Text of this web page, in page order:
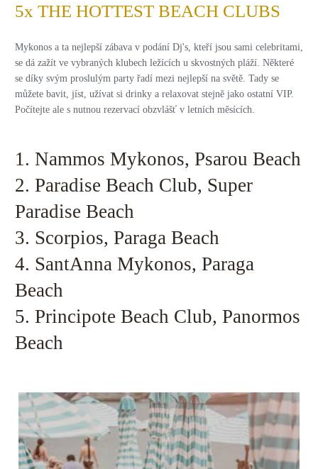
5x THE HOTTEST BEACH CLUBS
Mykonos a ta nejlepší zábava v podání Dj's, kteří jsou sami celebritami,
se dá zažít ve vybraných klubech ležících u skvostných pláží. Některé
se díky svým proslulým party řadí mezi nejlepší na světě. Tady se
můžete bavit, jíst, užívat si drinky a relaxovat stejně jako ostatní VIP.
Počítejte ale s nutnou rezervací obzvlášť v letních měsících.
1. Nammos Mykonos, Psarou Beach
2. Paradise Beach Club, Super
Paradise Beach
3. Scorpios, Paraga Beach
4. SantAnna Mykonos, Paraga
Beach
5. Principote Beach Club, Panormos
Beach